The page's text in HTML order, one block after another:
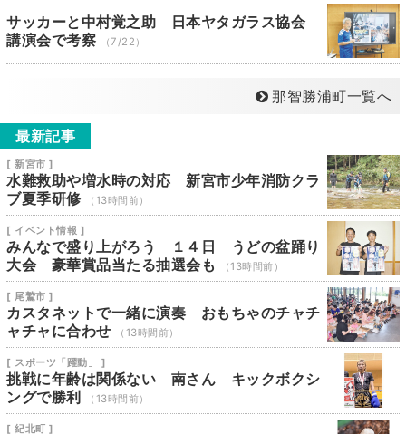
サッカーと中村覚之助 日本ヤタガラス協会
講演会で考察
（7/22）
那智勝浦町一覧へ
最新記事
[ 新宮市 ]
水難救助や増水時の対応 新宮市少年消防クラ
ブ夏季研修
（13時間前）
[ イベント情報 ]
みんなで盛り上がろう １４日 うどの盆踊り
大会 豪華賞品当たる抽選会も
（13時間前）
[ 尾鷲市 ]
カスタネットで一緒に演奏 おもちゃのチャチ
ャチャに合わせ
（13時間前）
[ スポーツ「躍動」 ]
挑戦に年齢は関係ない 南さん キックボクシ
ングで勝利
（13時間前）
[ 紀北町 ]